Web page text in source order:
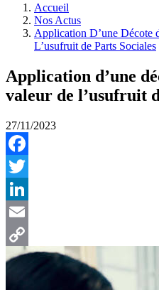
Accueil
Nos Actus
Application D’une Décote
L’usufruit de Parts Sociales
Application d’une
valeur de l’usufruit
27/11/2023
Facebook
Twitter
LinkedIn
Email
Copy